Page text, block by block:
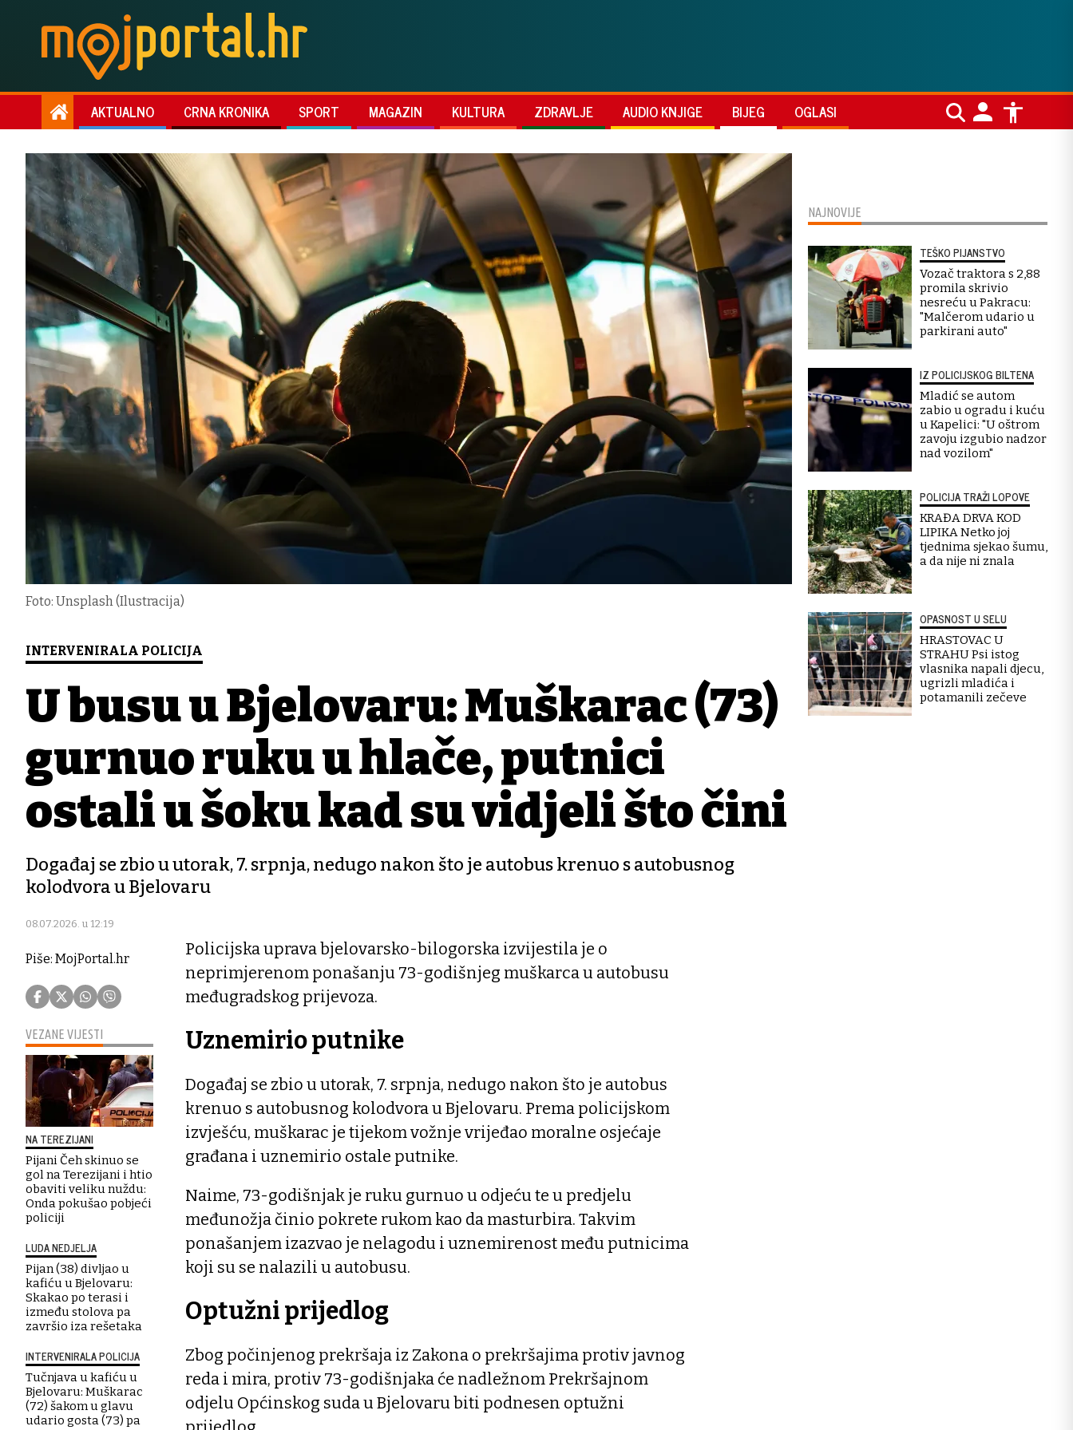
AKTUALNO CRNA KRONIKA SPORT MAGAZIN KULTURA ZDRAVLJE AUDIO KNJIGE BIJEG OGLASI
Foto: Unsplash (Ilustracija)
INTERVENIRALA POLICIJA
U busu u Bjelovaru: Muškarac (73)
gurnuo ruku u hlače, putnici
ostali u šoku kad su vidjeli što čini
Događaj se zbio u utorak, 7. srpnja, nedugo nakon što je autobus krenuo s autobusnog
kolodvora u Bjelovaru
08.07.2026. u 12:19
Piše: MojPortal.hr
VEZANE VIJESTI
NA TEREZIJANI
Pijani Čeh skinuo se
gol na Terezijani i htio
obaviti veliku nuždu:
Onda pokušao pobjeći
policiji
LUDA NEDJELJA
Pijan (38) divljao u
kafiću u Bjelovaru:
Skakao po terasi i
između stolova pa
završio iza rešetaka
INTERVENIRALA POLICIJA
Tučnjava u kafiću u
Bjelovaru: Muškarac
(72) šakom u glavu
udario gosta (73) pa
Policijska uprava bjelovarsko-bilogorska izvijestila je o
neprimjerenom ponašanju 73-godišnjeg muškarca u autobusu
međugradskog prijevoza.
Uznemirio putnike
Događaj se zbio u utorak, 7. srpnja, nedugo nakon što je autobus
krenuo s autobusnog kolodvora u Bjelovaru. Prema policijskom
izvješću, muškarac je tijekom vožnje vrijeđao moralne osjećaje
građana i uznemirio ostale putnike.
Naime, 73-godišnjak je ruku gurnuo u odjeću te u predjelu
međunožja činio pokrete rukom kao da masturbira. Takvim
ponašanjem izazvao je nelagodu i uznemirenost među putnicima
koji su se nalazili u autobusu.
Optužni prijedlog
Zbog počinjenog prekršaja iz Zakona o prekršajima protiv javnog
reda i mira, protiv 73-godišnjaka će nadležnom Prekršajnom
odjelu Općinskog suda u Bjelovaru biti podnesen optužni
NAJNOVIJE
TEŠKO PIJANSTVO
Vozač traktora s 2,88
promila skrivio
nesreću u Pakracu:
"Malčerom udario u
parkirani auto"
IZ POLICIJSKOG BILTENA
Mladić se autom
zabio u ogradu i kuću
u Kapelici: "U oštrom
zavoju izgubio nadzor
nad vozilom"
POLICIJA TRAŽI LOPOVE
KRAĐA DRVA KOD
LIPIKA Netko joj
tjednima sjekao šumu,
a da nije ni znala
OPASNOST U SELU
HRASTOVAC U
STRAHU Psi istog
vlasnika napali djecu,
ugrizli mladića i
potamanili zečeve